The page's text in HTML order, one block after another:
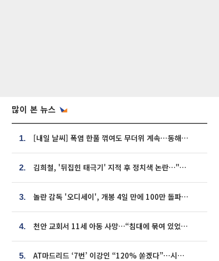
많이 본 뉴스
1. [내일 날씨] 폭염 한풀 꺾여도 무더위 계속⋯동해안 이틀 연속 비
2. 김희철, '뒤집힌 태극기' 지적 후 정치색 논란…"좌우 떠나 우리나라 국기"
3. 놀란 감독 '오디세이', 개봉 4일 만에 100만 돌파⋯'왕사남' 보다 빠르다
4. 천안 교회서 11세 아동 사망…“침대에 묶여 있었다” 진술 확보
5. AT마드리드 ‘7번’ 이강인 “120% 쏟겠다”⋯시메오네 감독 “필요한 선수”